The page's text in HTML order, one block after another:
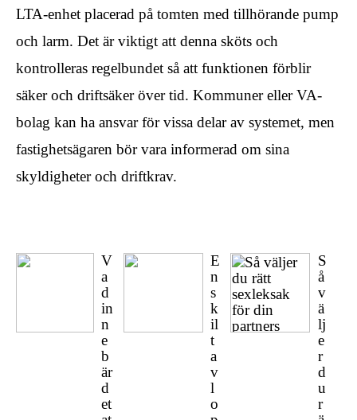
LTA-enhet placerad på tomten med tillhörande pump
och larm. Det är viktigt att denna sköts och
kontrolleras regelbundet så att funktionen förblir
säker och driftsäker över tid. Kommuner eller VA-
bolag kan ha ansvar för vissa delar av systemet, men
fastighetsägaren bör vara informerad om sina
skyldigheter och driftkrav.
V
a
d
in
n
e
b
är
d
et
E
n
s
k
il
t
a
v
l
o
S
å
v
ä
lj
e
r
d
u
r